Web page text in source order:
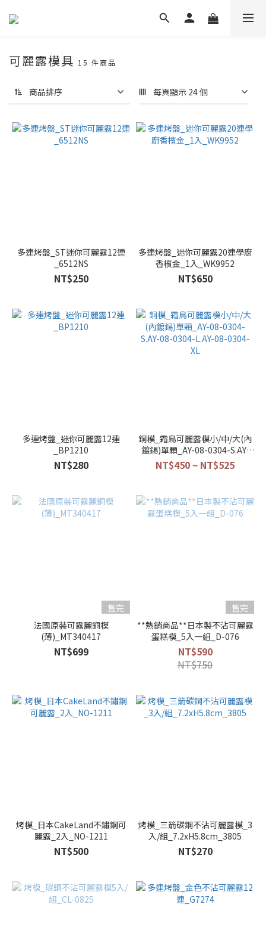
可麗露模具 15 件商品
商品排序 每頁顯示 24 個
多連烤盤_ST迷你可麗露12連
_6512NS
NT$250
多連烤盤_迷你可麗露20連學廚
香檳金_1入_WK9952
NT$650
多連烤盤_迷你可麗露12連
_BP1210
NT$280
銅模_霜鳥可麗露模小/中/大(內
鍍錫)單顆_AY-08-0304-S.AY-
08-0304-L.AY-08-0304-XL
NT$450 ~ NT$525
售完
法國原裝可露麗銅模
(薄)_MT340417
NT$699
售完
**熱銷商品**日本製不沾可麗露
蛋糕模_5入一組_D-076
NT$590
NT$750
烤模_日本CakeLand不鏽鋼可
麗露_2入_NO-1211
NT$500
烤模_三箭碳鋼不沾可麗露模_3
入/組_7.2xH5.8cm_3805
NT$270